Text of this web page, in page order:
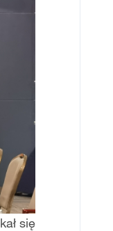
się